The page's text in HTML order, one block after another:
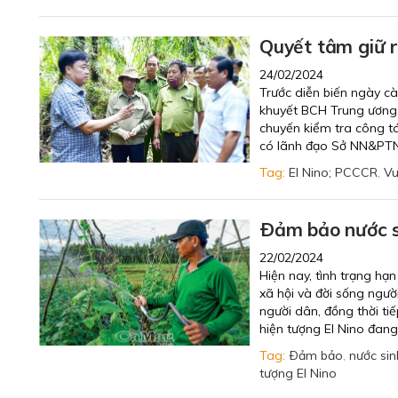
Quyết tâm giữ
24/02/2024
Trước diễn biến ngày
khuyết BCH Trung
chuyến kiểm tra công
có lãnh đạo Sở
Tag: El Nino; PCCCR,
Ðảm bảo nước
22/02/2024
Hiện nay, tình trạng
xã hội và đời sống
người dân, đồng thời
hiện tượng El Nino
Tag: Ðảm bảo, nước
tượng El Nino